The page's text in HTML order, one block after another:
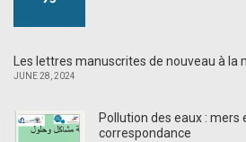
Les lettres manuscrites de nouveau à la
JUNE 28, 2024
Pollution des eaux : mers
correspondance